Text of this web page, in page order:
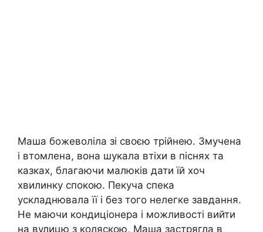
Маша божеволіла зі своєю трійнею. Змучена
і втомлена, вона шукала втіхи в піснях та
казках, благаючи малюків дати їй хоч
хвилинку спокою. Пекуча спека
ускладнювала її і без того нелегке завдання.
Не маючи кондиціонера і можливості вийти
на вулицю з коляскою, Маша застрягла в